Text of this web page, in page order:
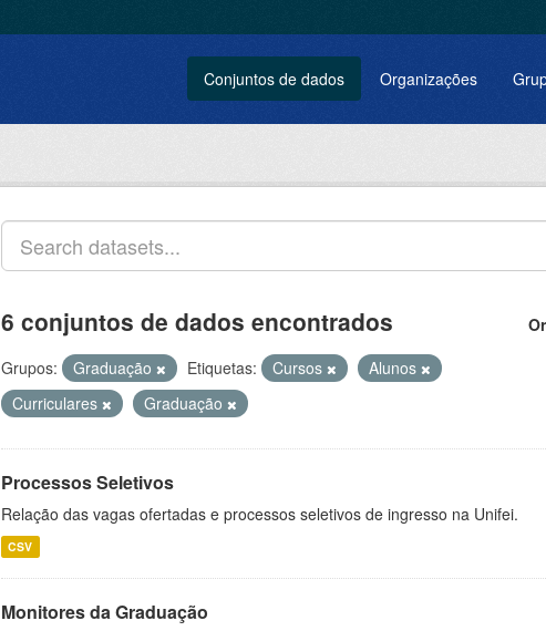
Conjuntos de dados Organizações
6 conjuntos de dados encontrados
Grupos: Graduação Etiquetas: Cursos
Alunos
Curriculares
Graduação
Processos Seletivos
Relação das vagas ofertadas e processos seletivos de ingresso na Unifei.
CSV
Monitores da Graduação